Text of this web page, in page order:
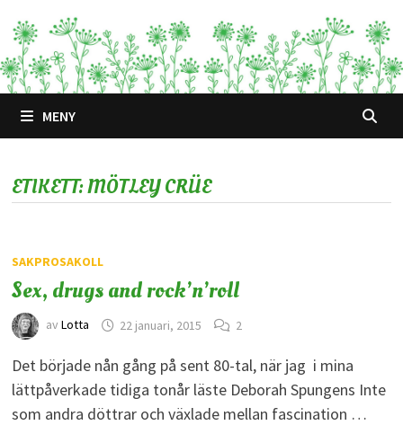
till
innehåll
MENY
ETIKETT:MÖTLEY CRÜE
SAKPROSAKOLL
Sex, drugs and rock’n’roll
av Lotta 22 januari, 2015 2
Det började nån gång på sent 80-tal, när jag i mina
lättpåverkade tidiga tonår läste Deborah Spungens Inte
som andra döttrar och växlade mellan fascination …